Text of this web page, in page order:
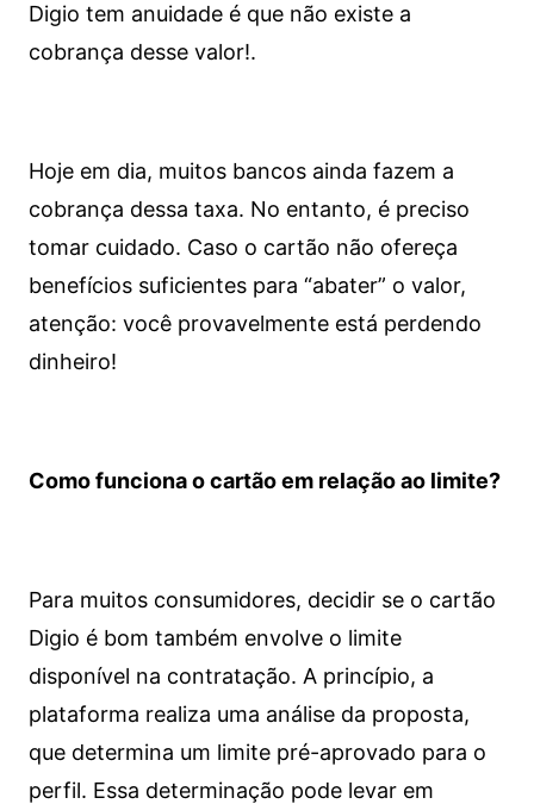
Digio tem anuidade é que não existe a
cobrança desse valor!.
Hoje em dia, muitos bancos ainda fazem a
cobrança dessa taxa. No entanto, é preciso
tomar cuidado. Caso o cartão não ofereça
benefícios suficientes para “abater” o valor,
atenção: você provavelmente está perdendo
dinheiro!
Como funciona o cartão em relação ao limite?
Para muitos consumidores, decidir se o cartão
Digio é bom também envolve o limite
disponível na contratação. A princípio, a
plataforma realiza uma análise da proposta,
que determina um limite pré-aprovado para o
perfil. Essa determinação pode levar em